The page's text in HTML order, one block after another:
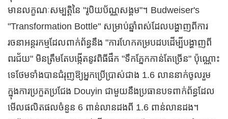
មាន​លក្ខណៈ​សម្បត្តិ​នៃ "រូបិយប័ណ្ណ​សង្គម"។ Budweiser's
"Transformation Bottle" សម្រាប់ឆ្នាំពស់ដែលបង្ហាញពីការ
រចនាអន្តរកម្មដែលពាក់ព័ន្ធនឹង "ការហែកគម្របដបដើម្បីបង្ហាញពី
ពរជ័យ" មិនត្រឹមតែបង្កើតនូវពិធីផឹក "ទឹកភ្នែកកាន់តែច្រើន" ប៉ុណ្ណោះ
ទេថែមទាំងបានជំរុញឱ្យអ្នកប្រើប្រាស់ជាង 1.6 លាននាក់ចូលរួម
ក្នុងការប្រកួតប្រជែង Douyin ជាមួយនឹងប្រធានបទពាក់ព័ន្ធដែល
មើលផលិតផលចំនួន 6 ពាន់លានដងពី 1.6 ពាន់លានដង។